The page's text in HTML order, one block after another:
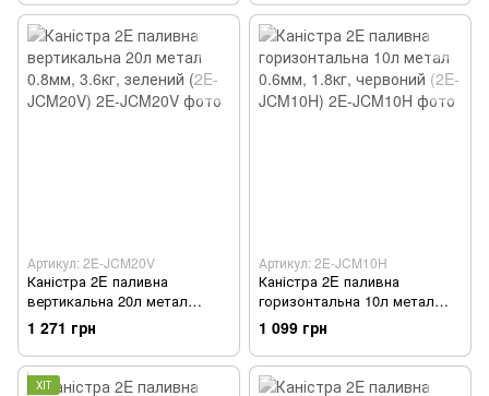
Артикул: 2E-JCM20V
Каністра 2E паливна
вертикальна 20л метал
0.8мм, 3.6кг, зелений (2E-
JCM20V)
1 271 грн
Артикул: 2E-JCM10H
Каністра 2E паливна
горизонтальна 10л метал
0.6мм, 1.8кг, червоний (2E-
JCM10H)
1 099 грн
ХІТ